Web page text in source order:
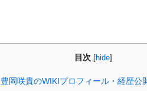
目次 hide]
豊岡咲貴のWIKIプロフィール・経歴公